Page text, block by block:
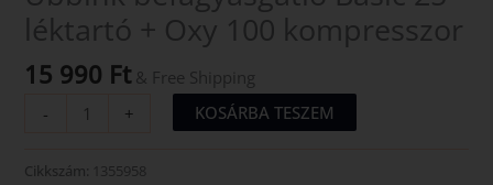
léktartó + Oxy 100 kompresszor
15 990 Ft & Free Shipping
-
+ KOSÁRBA TESZEM
Cikkszám:
1355958